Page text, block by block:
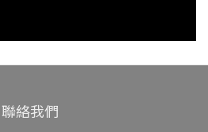
聯絡我們